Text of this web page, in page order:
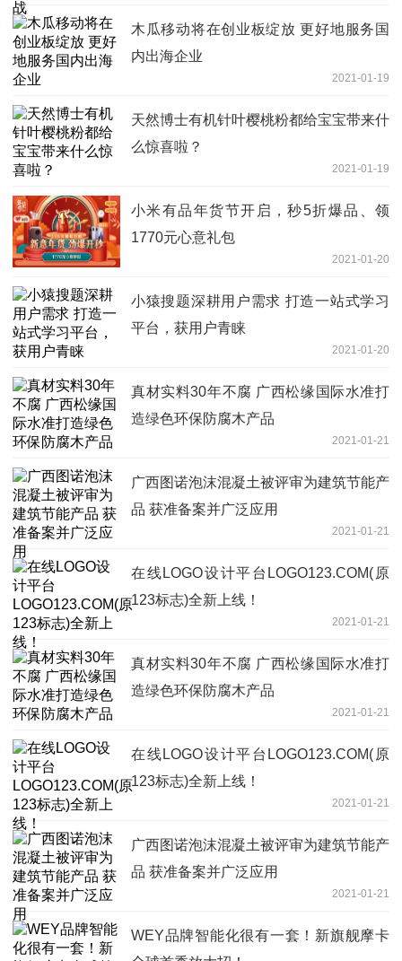
木瓜移动将在创业板绽放 更好地服务国
内出海企业
2021-01-19
天然博士有机针叶樱桃粉都给宝宝带来什
么惊喜啦？
2021-01-19
小米有品年货节开启，秒5折爆品、领
1770元心意礼包
2021-01-20
小猿搜题深耕用户需求 打造一站式学习
平台，获用户青睐
2021-01-20
真材实料30年不腐 广西松缘国际水准打
造绿色环保防腐木产品
2021-01-21
广西图诺泡沫混凝土被评审为建筑节能产
品 获准备案并广泛应用
2021-01-21
在线LOGO设计平台LOGO123.COM(原
123标志)全新上线！
2021-01-21
真材实料30年不腐 广西松缘国际水准打
造绿色环保防腐木产品
2021-01-21
在线LOGO设计平台LOGO123.COM(原
123标志)全新上线！
2021-01-21
广西图诺泡沫混凝土被评审为建筑节能产
品 获准备案并广泛应用
2021-01-21
WEY品牌智能化很有一套！新旗舰摩卡